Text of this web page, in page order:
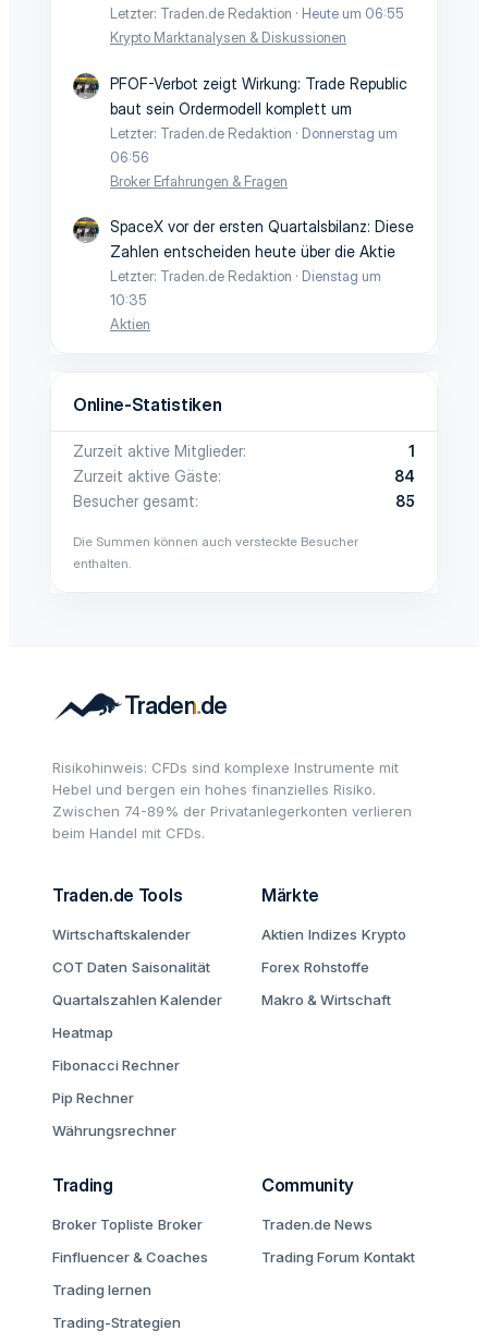
Letzter: Traden.de Redaktion
Heute um 06:55
Krypto Marktanalysen & Diskussionen
PFOF-Verbot zeigt Wirkung: Trade Republic
baut sein Ordermodell komplett um
Letzter: Traden.de Redaktion
Donnerstag um
06:56
Broker Erfahrungen & Fragen
SpaceX vor der ersten Quartalsbilanz: Diese
Zahlen entscheiden heute über die Aktie
Letzter: Traden.de Redaktion
Dienstag um
10:35
Aktien
Online-Statistiken
Zurzeit aktive Mitglieder
1
Zurzeit aktive Gäste
84
Besucher gesamt
85
Die Summen können auch versteckte Besucher
enthalten.
Risikohinweis: CFDs sind komplexe Instrumente mit
Hebel und bergen ein hohes finanzielles Risiko.
Zwischen 74-89% der Privatanlegerkonten verlieren
beim Handel mit CFDs.
Traden.de Tools
Wirtschaftskalender
COT Daten Saisonalität
Quartalszahlen Kalender
Heatmap
Fibonacci Rechner
Pip Rechner
Währungsrechner
Märkte
Aktien Indizes Krypto
Forex Rohstoffe
Makro & Wirtschaft
Trading
Broker Topliste Broker
Finfluencer & Coaches
Trading lernen
Trading-Strategien
Community
Traden.de News
Trading Forum Kontakt